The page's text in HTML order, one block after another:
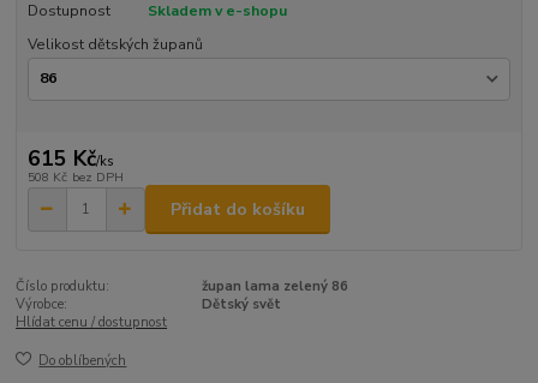
Dostupnost
Skladem v e-shopu
Velikost dětských županů
615 Kč/ks
508 Kč bez DPH
Přidat do košíku
Číslo produktu:
župan lama zelený 86
Výrobce:
Dětský svět
Hlídat cenu / dostupnost
Do oblíbených